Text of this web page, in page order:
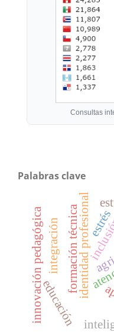
Consultas
Palabras clave
identidad profesionalestrés
formación técnica
educación
integración
innovación pedagógica